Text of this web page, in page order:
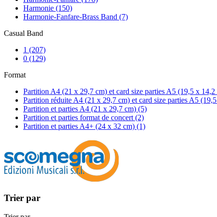
Harmonie (150)
Harmonie-Fanfare-Brass Band (7)
Casual Band
1 (207)
0 (129)
Format
Partition A4 (21 x 29,7 cm) et card size parties A5 (19,5 x 14,2
Partition réduite A4 (21 x 29,7 cm) et card size parties A5
Partition et parties A4 (21 x 29,7 cm) (5)
Partition et parties format de concert(2)
Partition et parties A4+ (24 x 32 cm) (1)
Trier par